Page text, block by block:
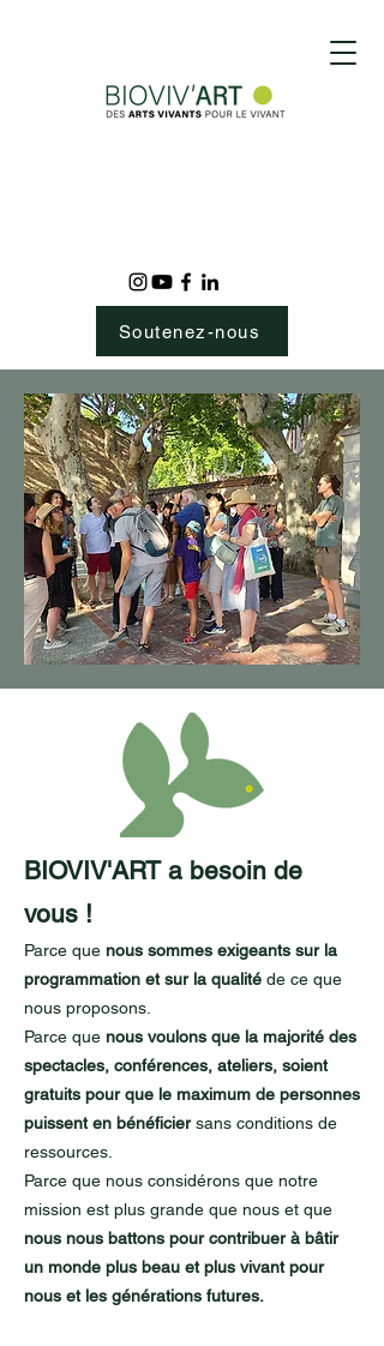
Soutenez-nous
BIOVIV'ART a besoin de
vous !
Parce que nous sommes exigeants sur la
programmation et sur la qualité de ce que
nous proposons.
Parce que nous voulons que la majorité des
spectacles, conférences, ateliers, soient
gratuits pour que le maximum de personnes
puissent en bénéficiersans conditions de
ressources.
Parce que nous considérons que notre
mission est plus grande que nous et que
nous nous battons pour contribuer à bâtir
un monde plus beau et plus vivant pour
nous et les générations futures.